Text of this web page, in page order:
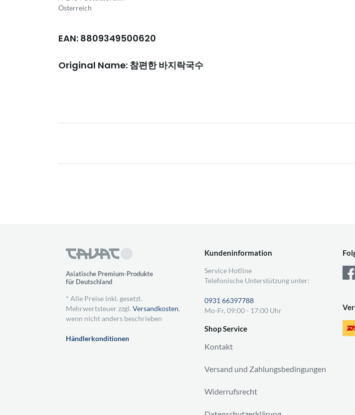
Österreich
EAN: 8809349500620
Original Name: 참편한 바지락국수
Asiatische Premium-Produkte
für Deutschland
* Alle Preise inkl. gesetzl.
Mehrwertsteuer zzgl. Versandkosten,
wenn nicht anders beschrieben
Händlerkonditionen
Kundeninformation
Service Hotline
Telefonische Unterstützung unter:
0931 66397788
Mo-Fr, 09:00 - 17:00 Uhr
Shop Service
Kontakt
Versand und Zahlungsbedingungen
Widerrufsrecht